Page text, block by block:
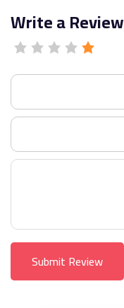
Write a Review
Submit Review